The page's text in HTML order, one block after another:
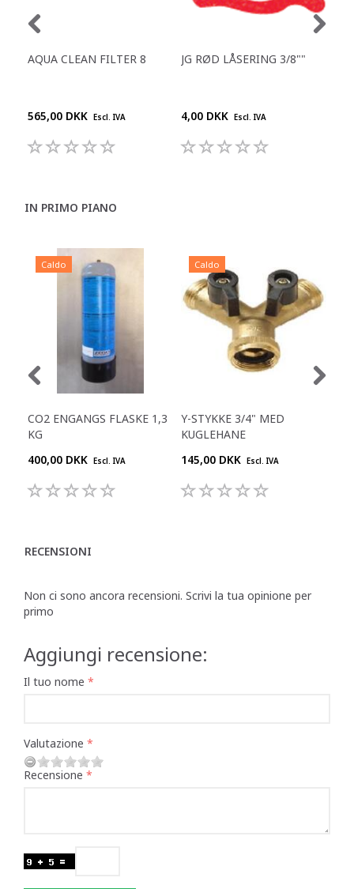
AQUA CLEAN FILTER 8
565,00 DKK Escl. IVA
JG RØD LÅSERING 3/8""
4,00 DKK Escl. IVA
IN PRIMO PIANO
Caldo
CO2 ENGANGS FLASKE 1,3
KG
400,00 DKK Escl. IVA
Caldo
Y-STYKKE 3/4" MED
KUGLEHANE
145,00 DKK Escl. IVA
RECENSIONI
Non ci sono ancora recensioni. Scrivi la tua opinione per
primo
Aggiungi recensione:
Il tuo nome
Valutazione
Recensione